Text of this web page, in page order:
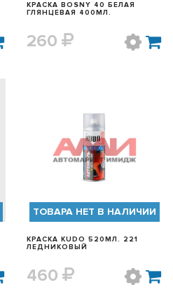
КРАСКА BOSNY 40 БЕЛАЯ
ГЛЯНЦЕВАЯ 400МЛ.
260
БЫСТРЫЙ ПРОСМОТР
ТОВАРА НЕТ В НАЛИЧИИ
КРАСКА KUDO 520МЛ. 221
ЛЕДНИКОВЫЙ
460